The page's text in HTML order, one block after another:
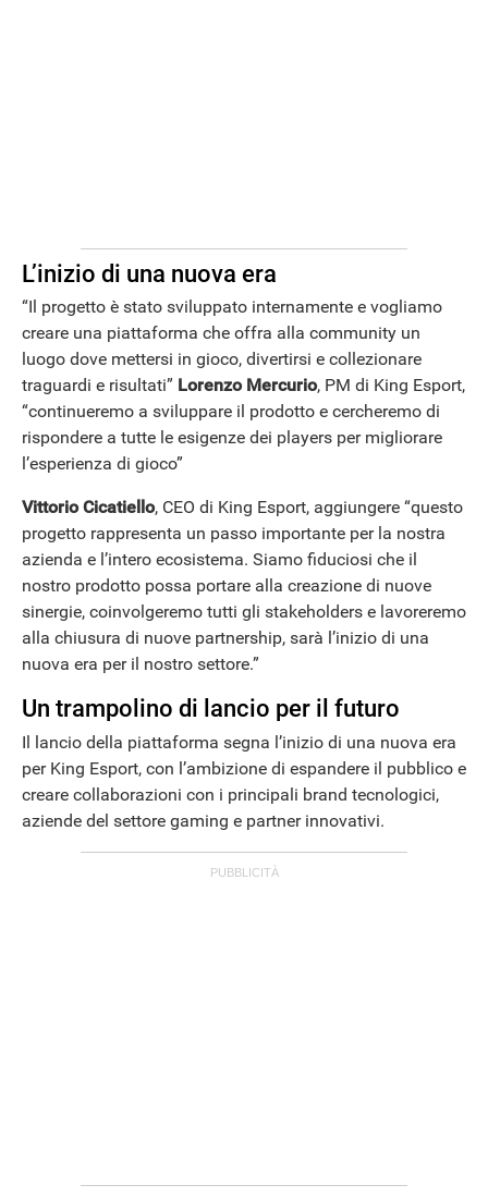
APPLE
L’inizio di una nuova era
“Il progetto è stato sviluppato internamente e vogliamo
creare una piattaforma che offra alla community un
luogo dove mettersi in gioco, divertirsi e collezionare
traguardi e risultati” Lorenzo Mercurio, PM di King Esport,
“continueremo a sviluppare il prodotto e cercheremo di
rispondere a tutte le esigenze dei players per migliorare
l’esperienza di gioco”
Vittorio Cicatiello, CEO di King Esport, aggiungere “questo
progetto rappresenta un passo importante per la nostra
azienda e l’intero ecosistema. Siamo fiduciosi che il
nostro prodotto possa portare alla creazione di nuove
sinergie, coinvolgeremo tutti gli stakeholders e lavoreremo
alla chiusura di nuove partnership, sarà l’inizio di una
nuova era per il nostro settore.”
Un trampolino di lancio per il futuro
Il lancio della piattaforma segna l’inizio di una nuova era
per King Esport, con l’ambizione di espandere il pubblico e
creare collaborazioni con i principali brand tecnologici,
aziende del settore gaming e partner innovativi.